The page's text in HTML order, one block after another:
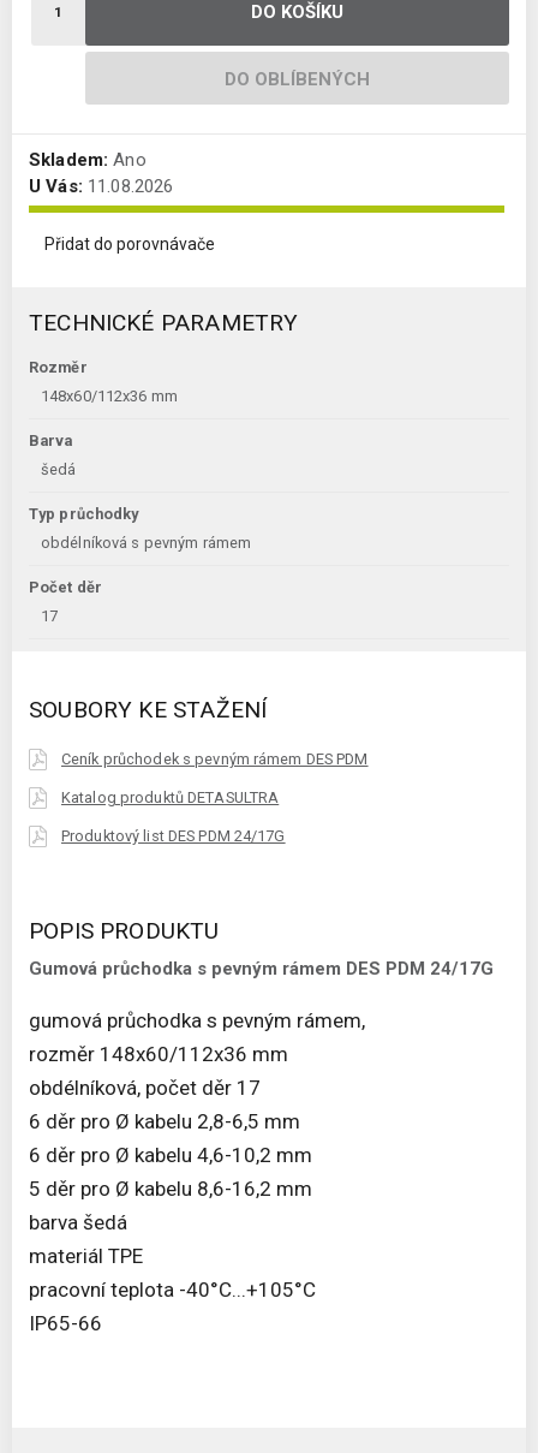
DO KOŠÍKU
DO OBLÍBENÝCH
Skladem: Ano
U Vás: 11.08.2026
Přidat do porovnávače
TECHNICKÉ PARAMETRY
Rozměr
148x60/112x36 mm
Barva
šedá
Typ průchodky
obdélníková s pevným rámem
Počet děr
17
SOUBORY KE STAŽENÍ
Ceník průchodek s pevným rámem DES PDM
Katalog produktů DETASULTRA
Produktový list DES PDM 24/17G
POPIS PRODUKTU
Gumová průchodka s pevným rámem DES PDM 24/17G
gumová průchodka s pevným rámem,
rozměr 148x60/112x36 mm
obdélníková, počet děr 17
6 děr pro Ø kabelu 2,8-6,5 mm
6 děr pro Ø kabelu 4,6-10,2 mm
5 děr pro Ø kabelu 8,6-16,2 mm
barva šedá
materiál TPE
pracovní teplota -40°C...+105°C
IP65-66